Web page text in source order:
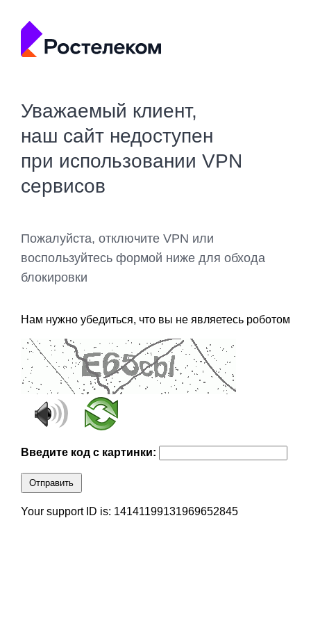
Уважаемый клиент,
наш сайт недоступен
при использовании VPN
сервисов
Пожалуйста, отключите VPN или
воспользуйтесь формой ниже для обхода
блокировки
Нам нужно убедиться, что вы не являетесь роботом
Введите код с картинки:
Отправить
Your support ID is: 14141199131969652845